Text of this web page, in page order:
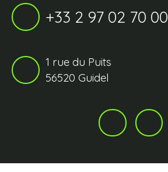
+33 2 97 02 70 00
1 rue du Puits
56520 Guidel